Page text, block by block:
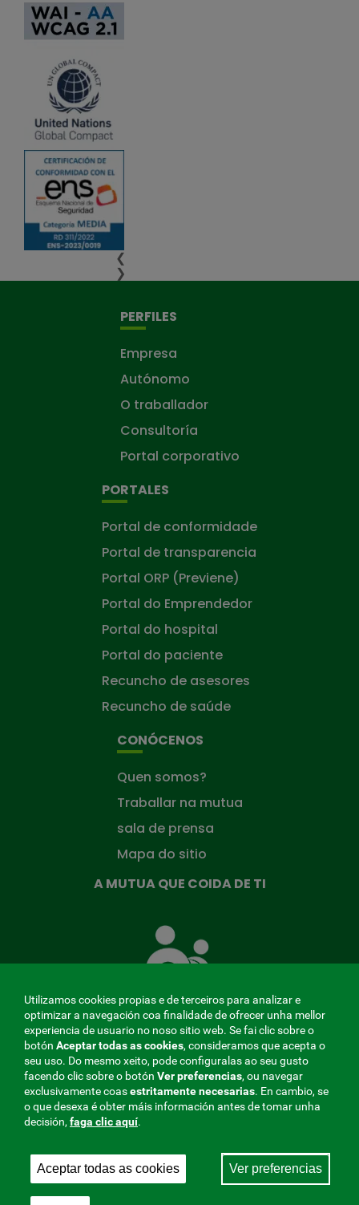
❮
❯
PERFILES
Empresa
Autónomo
O traballador
Consultoría
Portal corporativo
PORTALES
Portal de conformidade
Portal de transparencia
Portal ORP (Previene)
Portal do Emprendedor
Portal do hospital
Portal do paciente
Recuncho de asesores
Recuncho de saúde
CONÓCENOS
Quen somos?
Traballar na mutua
sala de prensa
Mapa do sitio
A MUTUA QUE COIDA DE TI
Mutua
que
MENÚ
REDES
SOCIALES
V20
Aviso legal|Privacidade
Mutua Colaboradora coa Seguridade Social, 275.
Utilizamos cookies propias e de terceiros para analizar e
optimizar a navegación coa finalidade de ofrecer unha mellor
experiencia de usuario no noso sitio web. Se fai clic sobre o
botón Aceptar todas as cookies, consideramos que acepta o
seu uso. Do mesmo xeito, pode configuralas ao seu gusto
facendo clic sobre o botón Ver preferencias, ou navegar
exclusivamente coasestritamentenecesarias. En cambio, se
o que desexa é obter máis información antes de tomar unha
decisión, faga clic aquí.
Aceptar todas as cookies Ver preferencias